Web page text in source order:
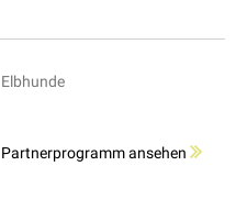
Elbhunde
Partnerprogramm ansehen